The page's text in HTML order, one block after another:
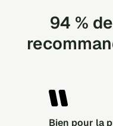
94 %
bien pour la présentation des